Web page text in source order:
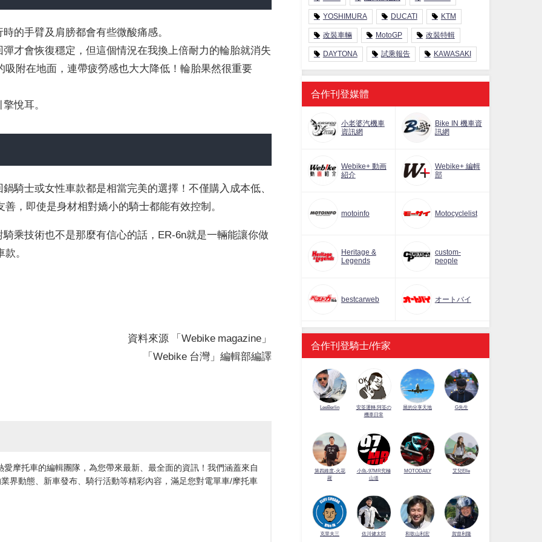
的手臂及肩膀都會有些微酸痛感。
才會恢復穩定，但這個情況在我換上倍耐力的輪胎就消失
附在地面，連帶疲勞感也大大降低！輪胎果然很重要
悅耳。
騎士或女性車款都是相當完美的選擇！不僅購入成本低、
，即使是身材相對嬌小的騎士都能有效控制。
乘技術也不是那麼有信心的話，ER-6n就是一輛能讓你做
。
資料來源 「Webike magazine」
「Webike 台灣」編輯部編譯
摩托車的編輯團隊，為您帶來最新、最全面的資訊！我們涵蓋來自
界動態、新車發布、騎行活動等精彩內容，滿足您對電單車/摩托車
YOSHIMURA DUCATI KTM
改裝車輛 MotoGP 改裝特輯
DAYTONA 試乘報告 KAWASAKI
合作刊登媒體
小老婆汽機車
資訊網
Bike IN 機車資
訊網
Webike+ 動画
紹介
Webike+ 編輯
部
motoinfo Motocyclelist
Heritage &
Legends
custom-
people
bestcarweb オートバイ
合作刊登騎士/作家
LeeBerlin
安筌運轉 阿筌の
機車日常
展的分享天地 G先生
第四維度-火花
羅
小魚-97MR究極
山道
MOTODAILY 艾兒Elle
克里夫三 佐川健太郎 和歌山利宏 賀曾利隆